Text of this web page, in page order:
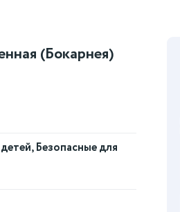
(Бокарнея)
Безопасные для